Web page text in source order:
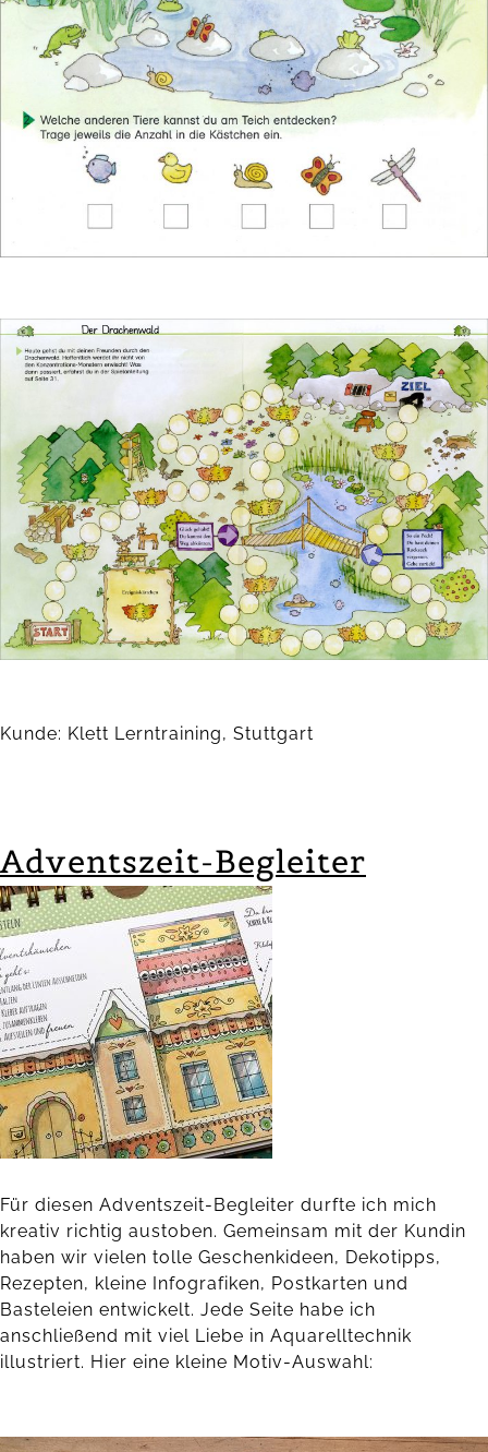
Kunde: Klett Lerntraining, Stuttgart
Adventszeit-Begleiter
Für diesen Adventszeit-Begleiter durfte ich mich
kreativ richtig austoben. Gemeinsam mit der Kundin
haben wir vielen tolle Geschenkideen, Dekotipps,
Rezepten, kleine Infografiken, Postkarten und
Basteleien entwickelt. Jede Seite habe ich
anschließend mit viel Liebe in Aquarelltechnik
illustriert. Hier eine kleine Motiv-Auswahl: